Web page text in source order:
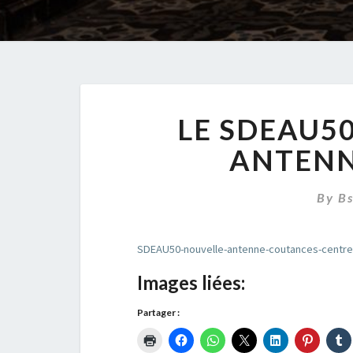
LE
By
SDEAU50-nouvelle-antenne-coutances-
Images liées:
Partager :